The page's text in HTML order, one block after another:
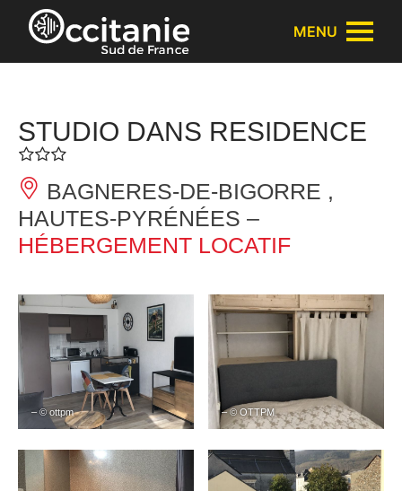
Panneau de gestion des cookies
MENU
STUDIO DANS RESIDENCE
BAGNERES-DE-BIGORRE ,
HAUTES-PYRÉNÉES –
HÉBERGEMENT LOCATIF
– © ottpm – © OTTPM